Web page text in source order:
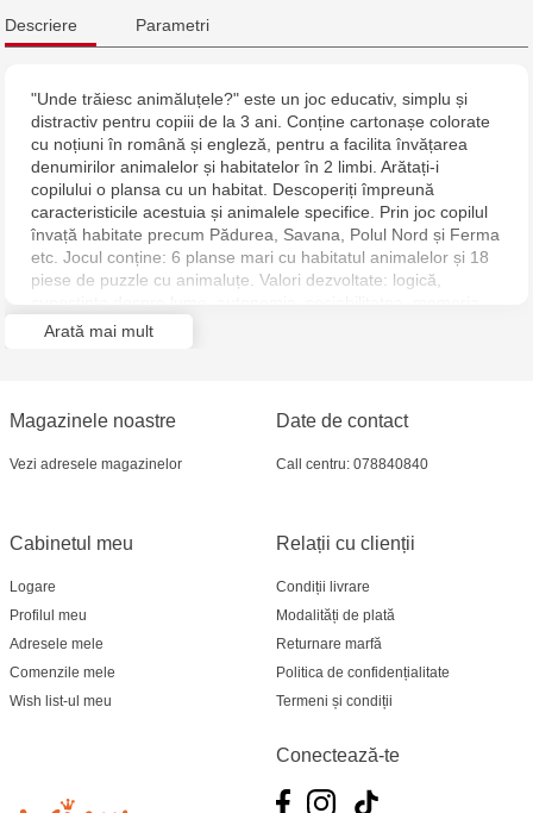
Multistore Centru - bd. Cantemir, 6
Jucărenia Rîșcani - bd. Moscova, 2
Jucărenia Bălți - str. Alexandru Cel Bun, 5
Jucărenia Cahul - str. Ștefan cel Mare, 29А
Jucarenia Ciocana - bd.Mircea cel Bătrân, 39
Multistore Soroca - bd. Ștefan cel Mare, 110
Jucărenia Bălți- EviMall, et2
Descriere Parametri
"Unde trăiesc animăluțele?" este un joc educativ, simplu și
distractiv pentru copiii de la 3 ani. Conține cartonașe colorate
cu noțiuni în română și engleză, pentru a facilita învățarea
denumirilor animalelor și habitatelor în 2 limbi. Arătați-i
copilului o plansa cu un habitat. Descoperiți împreună
caracteristicile acestuia și animalele specifice. Prin joc copilul
învață habitate precum Pădurea, Savana, Polul Nord și Ferma
etc. Jocul conține: 6 planse mari cu habitatul animalelor și 18
piese de puzzle cu animaluțe. Valori dezvoltate: logică,
limbă străină, aptitudinile motorii.
Arată mai mult
Magazinele noastre
Vezi adresele magazinelor
Relații cu clienții
Condiții livrare
Modalități de plată
Returnare marfă
Politica de confidențialitate
Termeni și condiții
Cabinetul meu
Logare
Profilul meu
Adresele mele
Comenzile mele
Wish list-ul meu
Date de contact
Call centru: 078840840
Conectează-te